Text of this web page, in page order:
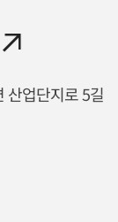
산업단지로 5길